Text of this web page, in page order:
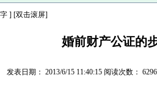
] [双击滚屏]
婚前财产公证的
发表日期： 2013/6/15 11:40:15 阅读次数：